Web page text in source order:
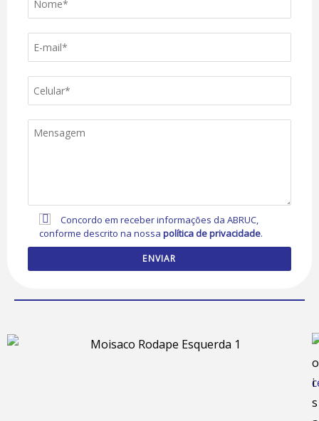
Concordo em receber informações da ABRUC,
conforme descrito na nossapolítica de privacidade.